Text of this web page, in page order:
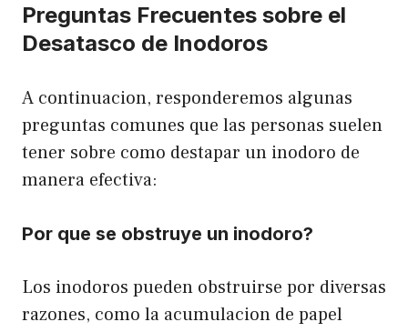
Preguntas Frecuentes sobre el
Desatasco de Inodoros
A continuacion, responderemos algunas
preguntas comunes que las personas suelen
tener sobre como destapar un inodoro de
manera efectiva:
Por que se obstruye un inodoro?
Los inodoros pueden obstruirse por diversas
razones, como la acumulacion de papel